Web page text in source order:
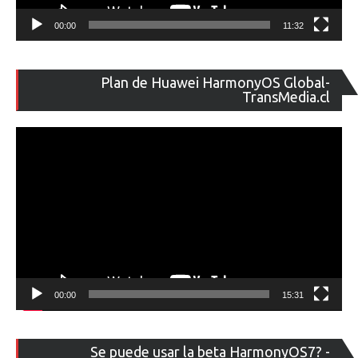
00:00 11:32
Plan de Huawei HarmonyOS Global-
TransMedia.cl
de
00:00 15:31
Se puede usar la beta HarmonyOS7? -